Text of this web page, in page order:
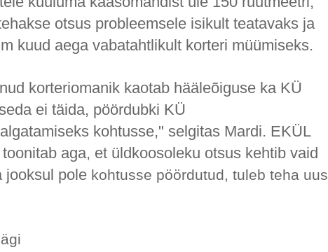
otsus probleemsele isikult teatavaks ja
kuud aega vabatahtlikult korteri müümiseks.
korteriomanik kaotab hääleõiguse ka KÜ
ei täida, pöördubki KÜ
kohtusse," selgitas Mardi. EKÜL
aga, et üldkoosoleku otsus kehtib vaid
jooksul pole kohtusse pöördutud, tuleb teha uus